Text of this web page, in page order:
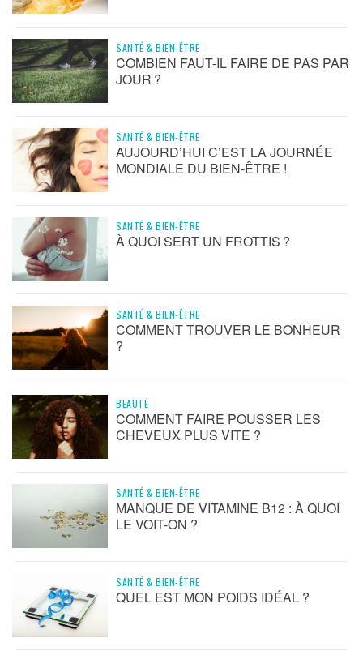
SANTÉ & BIEN-ÊTRE
COMBIEN FAUT-IL FAIRE DE PAS PAR
JOUR ?
SANTÉ & BIEN-ÊTRE
AUJOURD’HUI C’EST LA JOURNÉE
MONDIALE DU BIEN-ÊTRE !
SANTÉ & BIEN-ÊTRE
À QUOI SERT UN FROTTIS ?
SANTÉ & BIEN-ÊTRE
COMMENT TROUVER LE BONHEUR
?
BEAUTÉ
COMMENT FAIRE POUSSER LES
CHEVEUX PLUS VITE ?
SANTÉ & BIEN-ÊTRE
MANQUE DE VITAMINE B12 : À QUOI
LE VOIT-ON ?
SANTÉ & BIEN-ÊTRE
QUEL EST MON POIDS IDÉAL ?